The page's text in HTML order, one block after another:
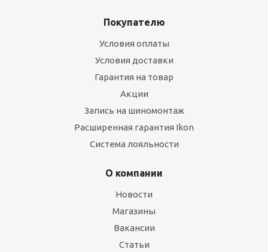
Покупателю
Условия оплаты
Условия доставки
Гарантия на товар
Акции
Запись на шиномонтаж
Расширенная гарантия Ikon
Система лояльности
О компании
Новости
Магазины
Вакансии
Статьи